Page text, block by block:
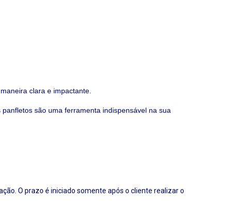
clara e impactante.
são uma ferramenta indispensável na sua
O prazo é iniciado somente após o cliente realizar o